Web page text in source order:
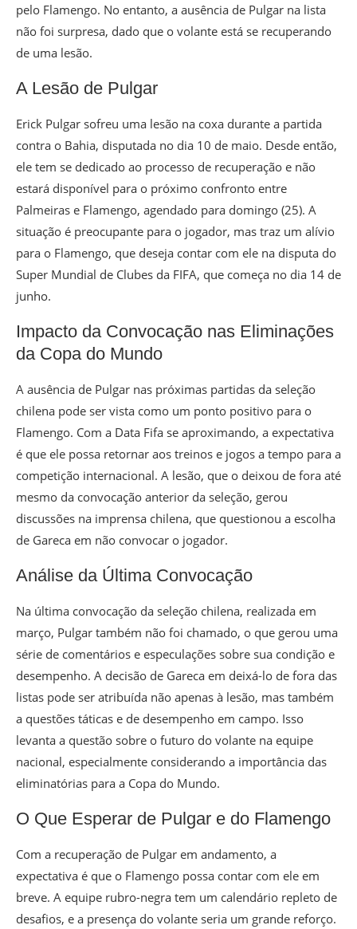
pelo Flamengo. No entanto, a ausência de Pulgar na lista
não foi surpresa, dado que o volante está se recuperando
de uma lesão.
A Lesão de Pulgar
Erick Pulgar sofreu uma lesão na coxa durante a partida
contra o Bahia, disputada no dia 10 de maio. Desde então,
ele tem se dedicado ao processo de recuperação e não
estará disponível para o próximo confronto entre
Palmeiras e Flamengo, agendado para domingo (25). A
situação é preocupante para o jogador, mas traz um alívio
para o Flamengo, que deseja contar com ele na disputa do
Super Mundial de Clubes da FIFA, que começa no dia 14 de
junho.
Impacto da Convocação nas Eliminações
da Copa do Mundo
A ausência de Pulgar nas próximas partidas da seleção
chilena pode ser vista como um ponto positivo para o
Flamengo. Com a Data Fifa se aproximando, a expectativa
é que ele possa retornar aos treinos e jogos a tempo para a
competição internacional. A lesão, que o deixou de fora até
mesmo da convocação anterior da seleção, gerou
discussões na imprensa chilena, que questionou a escolha
de Gareca em não convocar o jogador.
Análise da Última Convocação
Na última convocação da seleção chilena, realizada em
março, Pulgar também não foi chamado, o que gerou uma
série de comentários e especulações sobre sua condição e
desempenho. A decisão de Gareca em deixá-lo de fora das
listas pode ser atribuída não apenas à lesão, mas também
a questões táticas e de desempenho em campo. Isso
levanta a questão sobre o futuro do volante na equipe
nacional, especialmente considerando a importância das
eliminatórias para a Copa do Mundo.
O Que Esperar de Pulgar e do Flamengo
Com a recuperação de Pulgar em andamento, a
expectativa é que o Flamengo possa contar com ele em
breve. A equipe rubro-negra tem um calendário repleto de
desafios, e a presença do volante seria um grande reforço.